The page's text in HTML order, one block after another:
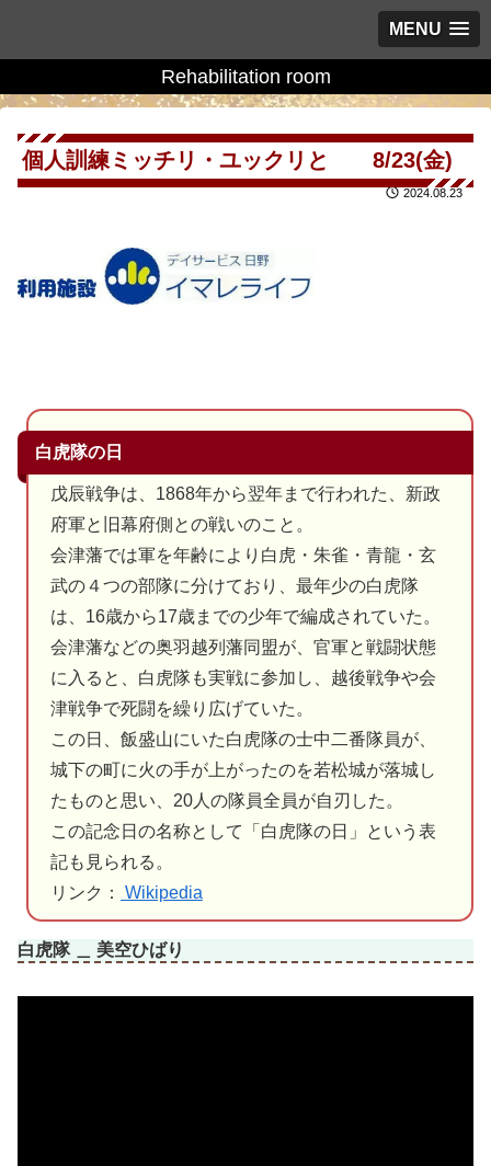
MENU
Rehabilitation room
個人訓練ミッチリ・ユックリと 8/23(金)
2024.08.23
白虎隊の日
戊辰戦争は、1868年から翌年まで行われた、新政
府軍と旧幕府側との戦いのこと。
会津藩では軍を年齢により白虎・朱雀・青龍・玄
武の４つの部隊に分けており、最年少の白虎隊
は、16歳から17歳までの少年で編成されていた。
会津藩などの奥羽越列藩同盟が、官軍と戦闘状態
に入ると、白虎隊も実戦に参加し、越後戦争や会
津戦争で死闘を繰り広げていた。
この日、飯盛山にいた白虎隊の士中二番隊員が、
城下の町に火の手が上がったのを若松城が落城し
たものと思い、20人の隊員全員が自刃した。
この記念日の名称として「白虎隊の日」という表
記も見られる。
リンク：
Wikipedia
白虎隊 ＿ 美空ひばり